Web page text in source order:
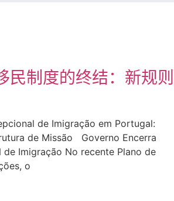
民制度的终结：新规则
de Imigração em Portugal:
de Missão Governo Encerra
de Imigração No recente Plano de
o